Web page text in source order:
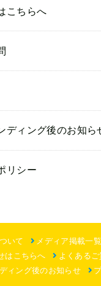
こちらへ
ディング後のお知ら
リシー
いて メディア掲載一覧
はこちらへ
よくあるご
ィング後のお知らせ